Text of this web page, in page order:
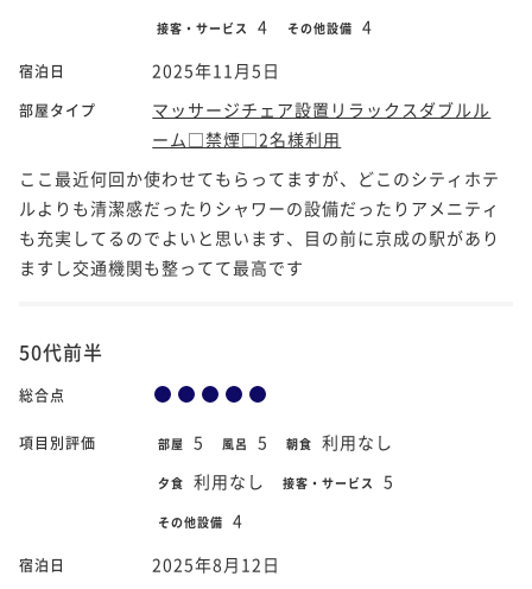
接客・サービス 4 その他設備 4
宿泊日 2025年11月5日
部屋タイプ
マッサージチェア設置リラックスダブルル
ーム□禁煙□2名様利用
ここ最近何回か使わせてもらってますが、どこのシティホテ
ルよりも清潔感だったりシャワーの設備だったりアメニティ
も充実してるのでよいと思います、目の前に京成の駅があり
ますし交通機関も整ってて最高です
50代前半
総合点
項目別評価 部屋 5 風呂 5 朝食 利用なし
夕食 利用なし 接客・サービス 5
その他設備 4
宿泊日 2025年8月12日